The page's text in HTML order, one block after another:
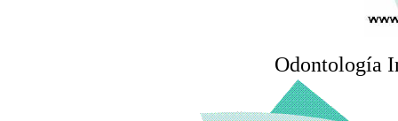
Odontología